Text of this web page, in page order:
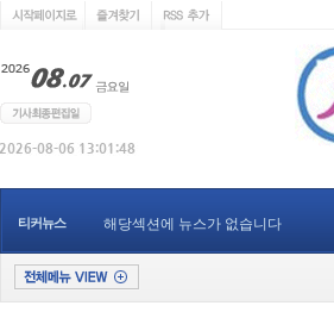
티커뉴스 해당섹션에 뉴스가 없습니다